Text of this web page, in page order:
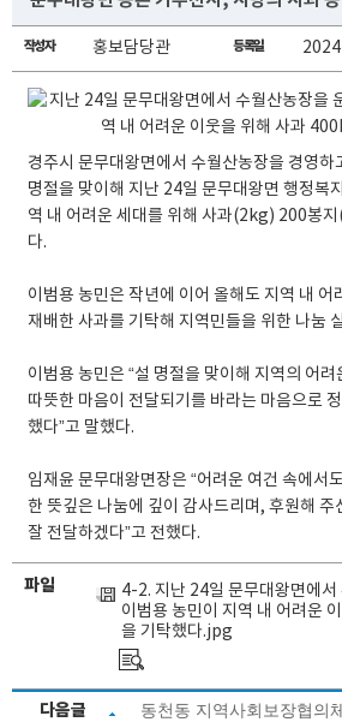
작성자 홍보담당관 등록일
경주시 문무대왕면에서 수월산농장을 경영하
명절을 맞이해 지난 24일 문무대왕면 행정복
역 내 어려운 세대를 위해 사과(2kg) 200봉
다.
이범용 농민은 작년에 이어 올해도 지역 내 어
재배한 사과를 기탁해 지역민들을 위한 나눔
이범용 농민은 “설 명절을 맞이해 지역의 어
따뜻한 마음이 전달되기를 바라는 마음으로
했다”고 말했다.
임재윤 문무대왕면장은 “어려운 여건 속에서
한 뜻깊은 나눔에 깊이 감사드리며, 후원해 주
잘 전달하겠다”고 전했다.
파일
4-2. 지난 24일 문무대왕면에서
이범용 농민이 지역 내 어려운
을 기탁했다.jpg
다음글 동천동 지역사회보장협의